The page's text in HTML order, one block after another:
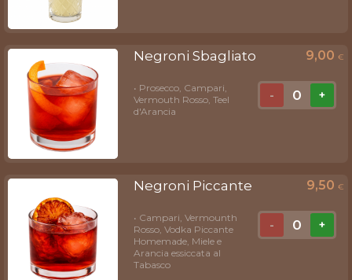
Negroni Sbagliato 9,00 €
• Prosecco, Campari,
Vermouth Rosso, Teel
d'Arancia
- 0 +
Negroni Piccante 9,50 €
• Campari, Vermounth
Rosso, Vodka Piccante
Homemade, Miele e
Arancia essiccata al
Tabasco
- 0 +